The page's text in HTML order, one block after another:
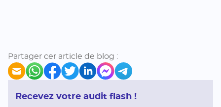
Partager cer article de blog :
Recevez votre audit flash !